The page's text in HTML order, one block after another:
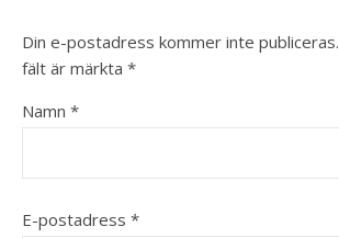
Din e-postadress kommer inte publiceras.
fält är märkta *
Namn *
E-postadress *